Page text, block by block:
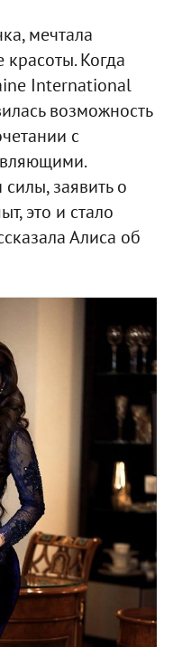
мечтала
красоты. Когда
International
возможность
с
заявить о
это и стало
Алиса об